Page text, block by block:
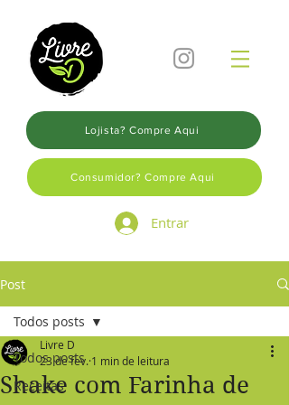
Lojista? Compre Aqui
Consumidor? Compre Aqui
Entrar
Post
Todos posts
Receitas
Todos posts
Shake com Farinha de
Livre D
23 de fev. 1 min de leitura